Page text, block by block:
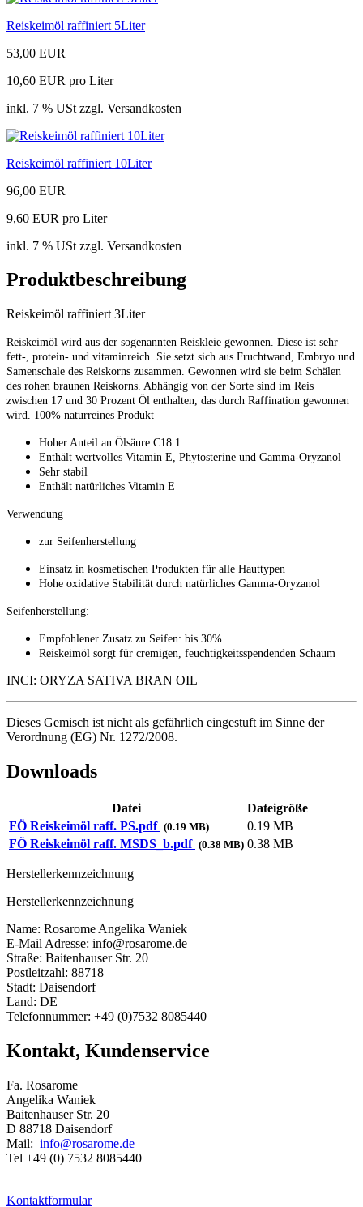
Reiskeimöl raffiniert 5Liter
53,00 EUR
10,60 EUR pro Liter
inkl. 7 % USt zzgl. Versandkosten
Reiskeimöl raffiniert 10Liter
96,00 EUR
9,60 EUR pro Liter
inkl. 7 % USt zzgl. Versandkosten
Produktbeschreibung
Reiskeimöl raffiniert 3Liter
Reiskeimöl wird aus der sogenannten Reiskleie gewonnen. Diese ist sehr
fett-, protein- und vitaminreich. Sie setzt sich aus Fruchtwand, Embryo und
Samenschale des Reiskorns zusammen. Gewonnen wird sie beim Schälen
des rohen braunen Reiskorns. Abhängig von der Sorte sind im Reis
zwischen 17 und 30 Prozent Öl enthalten, das durch Raffination gewonnen
wird. 100% naturreines Produkt
Hoher Anteil an Ölsäure C18:1
Enthält wertvolles Vitamin E, Phytosterine und Gamma-Oryzanol
Sehr stabil
Enthält natürliches Vitamin E
Verwendung
zur Seifenherstellung
Einsatz in kosmetischen Produkten für alle Hauttypen
Hohe oxidative Stabilität durch natürliches Gamma-Oryzanol
Seifenherstellung:
Empfohlener Zusatz zu Seifen: bis 30%
Reiskeimöl sorgt für cremigen, feuchtigkeitsspendenden Schaum
INCI: ORYZA SATIVA BRAN OIL
Dieses Gemisch ist nicht als gefährlich eingestuft im Sinne der
Verordnung (EG) Nr. 1272/2008.
Downloads
Datei
Dateigröße
FÖ Reiskeimöl raff. PS.pdf (0.19 MB)
0.19 MB
FÖ Reiskeimöl raff. MSDS_b.pdf (0.38 MB) 0.38 MB
Herstellerkennzeichnung
Herstellerkennzeichnung
Name: Rosarome Angelika Waniek
E-Mail Adresse: info@rosarome.de
Straße: Baitenhauser Str. 20
Postleitzahl: 88718
Stadt: Daisendorf
Land: DE
Telefonnummer: +49 (0)7532 8085440
Kontakt, Kundenservice
Fa. Rosarome
Angelika Waniek
Baitenhauser Str. 20
D 88718 Daisendorf
Mail: info@rosarome.de
Tel +49 (0) 7532 8085440
Kontaktformular